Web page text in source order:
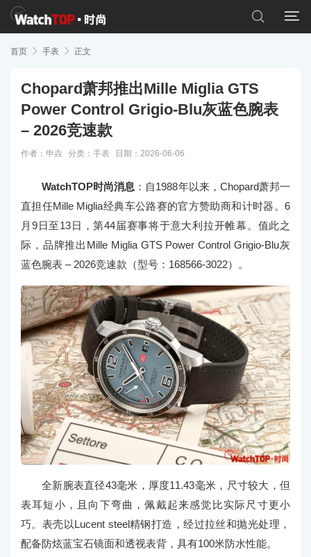


首页  手表  正文
Chopard萧邦推出Mille Miglia GTS
Power Control Grigio-Blu灰蓝色腕表
– 2026竞速款
作者：申垚 分类： 手表 日期：2026-06-06
WatchTOP时尚消息 ：自1988年以来，Chopard萧邦一
直担任Mille Miglia经典车公路赛的官方赞助商和计时器。6
月9日至13日，第44届赛事将于意大利拉开帷幕。值此之
际，品牌推出Mille Miglia GTS Power Control Grigio-Blu灰
蓝色腕表 – 2026竞速款（型号：168566-3022）。
全新腕表直径43毫米，厚度11.43毫米，尺寸较大，但
表耳短小，且向下弯曲，佩戴起来感觉比实际尺寸更小
巧。表壳以Lucent steel精钢打造，经过拉丝和抛光处理，
配备防炫蓝宝石镜面和透视表背，具有100米防水性能。